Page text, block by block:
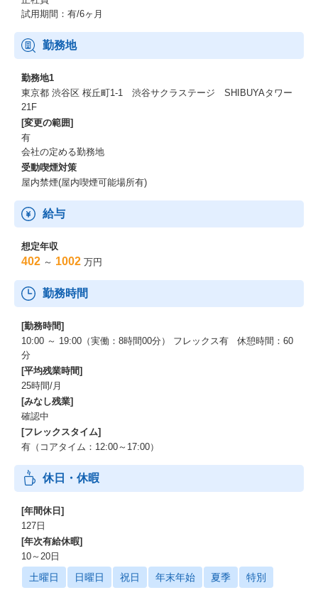
試用期間：有/6ヶ月
勤務地
勤務地1
東京都 渋谷区 桜丘町1-1 渋谷サクラステージ SHIBUYAタワー
21F
[変更の範囲]
有
会社の定める勤務地
受動喫煙対策
屋内禁煙(屋内喫煙可能場所有)
給与
想定年収
402 ～ 1002 万円
勤務時間
[勤務時間]
10:00 ～ 19:00（実働：8時間00分） フレックス有 休憩時間：60
分
[平均残業時間]
25時間/月
[みなし残業]
確認中
[フレックスタイム]
有（コアタイム：12:00～17:00）
休日・休暇
[年間休日]
127日
[年次有給休暇]
10～20日
土曜日 日曜日 祝日 年末年始 夏季 特別